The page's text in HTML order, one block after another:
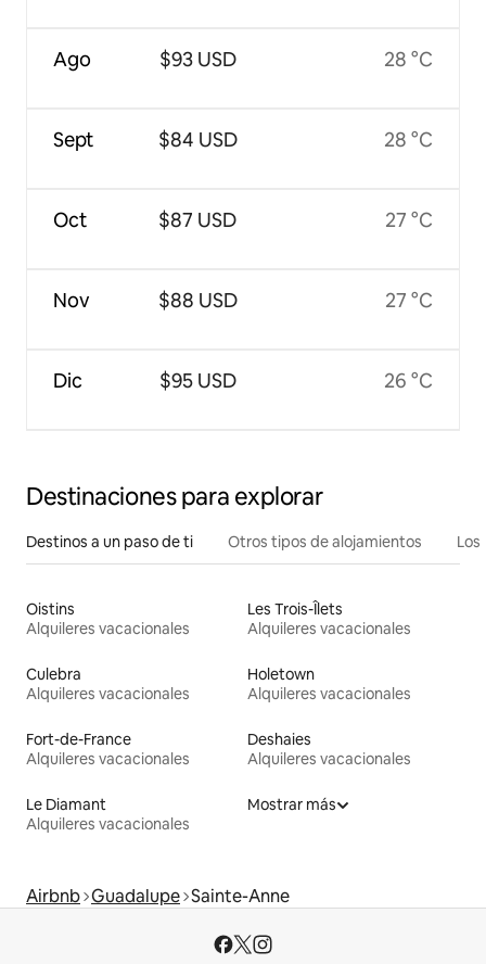
Ago
Sept
Oct
Nov
Dic
$93 USD
$84 USD
$87 USD
$88 USD
$95 USD
28 °C
28 °C
27 °C
27 °C
26 °C
Destinaciones para explorar
Destinos a un paso de ti Otros tipos de alojamientos
Oistins
Alquileres vacacionales
Les Trois-Îlets
Alquileres vacacionales
Culebra
Alquileres vacacionales
Holetown
Alquileres vacacionales
Fort-de-France
Alquileres vacacionales
Deshaies
Alquileres vacacionales
Le Diamant
Alquileres vacacionales
Mostrar más
Airbnb Guadalupe Sainte-Anne